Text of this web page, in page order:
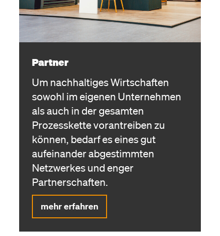
Partner
Um nachhaltiges Wirtschaften
sowohl im eigenen Unternehmen
als auch in der gesamten
Prozesskette vorantreiben zu
können, bedarf es eines gut
aufeinander abgestimmten
Netzwerkes und enger
Partnerschaften.
mehr erfahren